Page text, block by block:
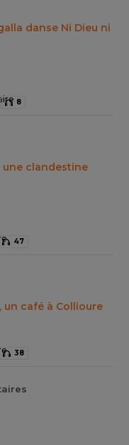
danse Ni Dieu ni
8
une clandestine
47
un café à Collioure
38